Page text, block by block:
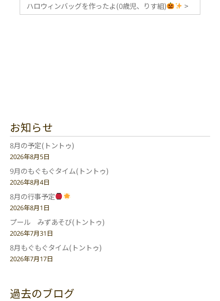
ハロウィンバッグを作ったよ(0歳児、りす組) >
お知らせ
8月の予定(トントゥ)
2026年8月5日
9月のもぐもぐタイム(トントゥ)
2026年8月4日
8月の行事予定
2026年8月1日
プール みずあそび(トントゥ)
2026年7月31日
8月もぐもぐタイム(トントゥ)
2026年7月17日
過去のブログ